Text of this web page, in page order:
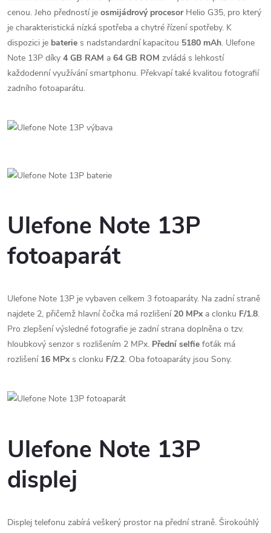
cenou. Jeho předností je osmijádrový procesorHelio G35, pro který
je charakteristická nízká spotřeba a chytré řízení spotřeby. K
dispozici je baterie s nadstandardní kapacitou 5180 mAh. Ulefone
Note 13P díky 4 GB RAM a 64 GB ROM zvládá s lehkostí
každodenní využívání smartphonu. Překvapí také kvalitou fotografií
zadního fotoaparátu.
Ulefone Note 13P
fotoaparát
Ulefone Note 13P je vybaven celkem 3 fotoaparáty. Na zadní straně
najdete 2, přičemž hlavní čočka má rozlišení 20 MPxa clonku F/1.8.
Pro zlepšení výsledné fotografie je zadní strana doplněna o tzv.
hloubkový senzor s rozlišením 2 MPx. Přední selfie foťák má
rozlišení 16 MPxs clonku F/2.2. Oba fotoaparáty jsou Sony.
Ulefone Note 13P
displej
Displej telefonu zabírá veškerý prostor na přední straně. Širokoúhlý